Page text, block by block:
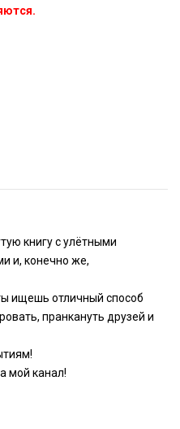
книгу с улётными
и, конечно же,
ищешь отличный способ
пранкануть друзей и
мой канал!